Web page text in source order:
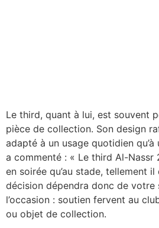
Le third, quant à lui, est souvent
pièce de collection. Son design
adapté à un usage quotidien
a commenté : « Le third Al-
en soirée qu’au stade, tellement
décision dépendra donc de votre
l’occasion : soutien fervent au
ou objet de collection.